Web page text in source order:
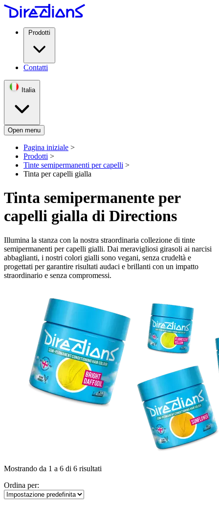
Prodotti
Contatti
Italia
Open menu
Pagina iniziale >
Prodotti >
Tinte semipermanenti per capelli >
Tinta per capelli gialla
Tinta semipermanente per
capelli gialla di Directions
Illumina la stanza con la nostra straordinaria collezione di tinte
semipermanenti per capelli gialli. Dai meravigliosi girasoli ai narcisi
abbaglianti, i nostri colori gialli sono vegani, senza crudeltà e
progettati per garantire risultati audaci e brillanti con un impatto
straordinario e senza compromessi.
Mostrando da 1 a 6 di 6 risultati
Ordina per: